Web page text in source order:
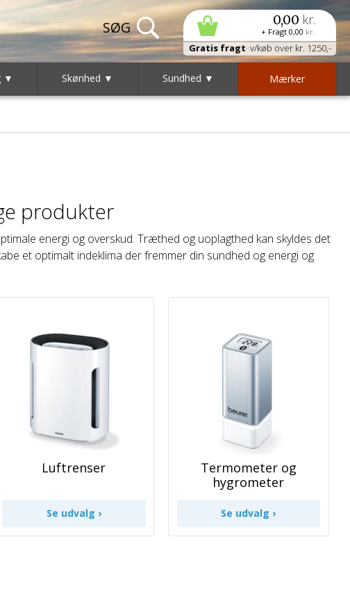
0,00 kr.
+ Fragt 0,00 kr.
Gratis fragt v/køb over kr. 1250,-
▼ Skønhed ▼ Sundhed ▼ Mærker
produkter
energi og overskud. Træthed og uoplagthed kan skyldes det
et optimalt indeklima der fremmer din sundhed og energi og
Luftrenser
Termometer og
hygrometer